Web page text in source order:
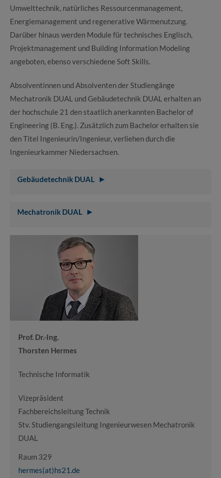
Umwelttechnik, natürliches Ressourcenmanagement,
Energiemanagement und regenerative Wärmenutzung.
Darüber hinaus werden Module für technisches Englisch,
Projektmanagement und Building Information Modeling
angeboten, ebenso verschiedene Soft Skills.
Absolventinnen und Absolventen der Studiengänge
Mechatronik DUAL und Gebäudetechnik DUAL erhalten an
der hochschule 21 den staatlich anerkannten Bachelor of
Engineering (B. Eng.). Zusätzlich zum Bachelor erhalten sie
den Titel Ingenieurin/Ingenieur, verliehen durch die
Ingenieurkammer Niedersachsen.
Gebäudetechnik DUAL
Mechatronik DUAL
Prof. Dr.-Ing.
Thorsten Hermes
Technische Informatik
Vizepräsident
Fachbereichsleitung Technik
Stv. Studiengangsleitung Ingenieurwesen Mechatronik
DUAL
Raum 329
hermes(at)hs21.de